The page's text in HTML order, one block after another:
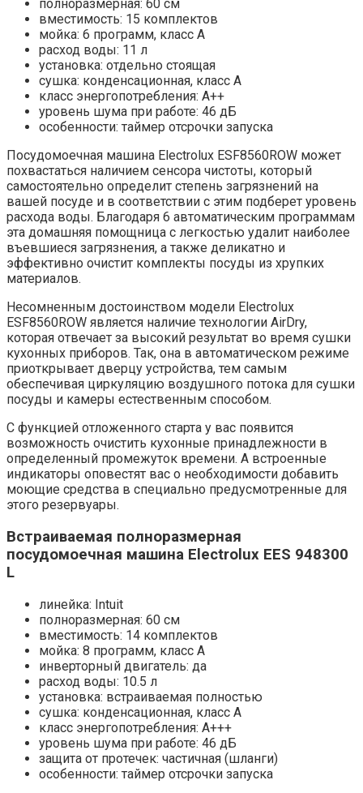
полноразмерная: 60 см
вместимость: 15 комплектов
мойка: 6 программ, класс A
расход воды: 11 л
установка: отдельно стоящая
сушка: конденсационная, класс A
класс энергопотребления: A++
уровень шума при работе: 46 дБ
особенности: таймер отсрочки запуска
Посудомоечная машина Electrolux ESF8560ROW может
похвастаться наличием сенсора чистоты, который
самостоятельно определит степень загрязнений на
вашей посуде и в соответствии с этим подберет уровень
расхода воды. Благодаря 6 автоматическим программам
эта домашняя помощница с легкостью удалит наиболее
въевшиеся загрязнения, а также деликатно и
эффективно очистит комплекты посуды из хрупких
материалов.
Несомненным достоинством модели Electrolux
ESF8560ROW является наличие технологии AirDry,
которая отвечает за высокий результат во время сушки
кухонных приборов. Так, она в автоматическом режиме
приоткрывает дверцу устройства, тем самым
обеспечивая циркуляцию воздушного потока для сушки
посуды и камеры естественным способом.
С функцией отложенного старта у вас появится
возможность очистить кухонные принадлежности в
определенный промежуток времени. А встроенные
индикаторы оповестят вас о необходимости добавить
моющие средства в специально предусмотренные для
этого резервуары.
Встраиваемая полноразмерная
посудомоечная машина Electrolux EES 948300
L
линейка: Intuit
полноразмерная: 60 см
вместимость: 14 комплектов
мойка: 8 программ, класс A
инверторный двигатель: да
расход воды: 10.5 л
установка: встраиваемая полностью
сушка: конденсационная, класс A
класс энергопотребления: A+++
уровень шума при работе: 46 дБ
защита от протечек: частичная (шланги)
особенности: таймер отсрочки запуска